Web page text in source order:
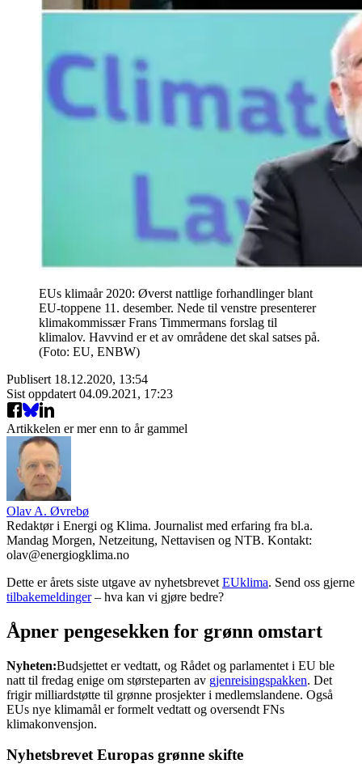
EUs klimaår 2020: Øverst nattlige forhandlinger blant
EU-toppene 11. desember. Nede til venstre presenterer
klimakommissær Frans Timmermans forslag til
klimalov. Havvind er et av områdene det skal satses på.
(Foto: EU, ENBW)
Publisert 18.12.2020, 13:54
Sist oppdatert 04.09.2021, 17:23
Artikkelen er mer enn to år gammel
Olav A. Øvrebø
Redaktør i Energi og Klima. Journalist med erfaring fra bl.a.
Mandag Morgen, Netzeitung, Nettavisen og NTB. Kontakt:
olav@energiogklima.no
Dette er årets siste utgave av nyhetsbrevet EUklima. Send oss gjerne
tilbakemeldinger– hva kan vi gjøre bedre?
Åpner pengesekken for grønn omstart
Nyheten:Budsjettet er vedtatt, og Rådet og parlamentet i EU ble
natt til fredag enige om størsteparten av gjenreisingspakken. Det
frigir milliardstøtte til grønne prosjekter i medlemslandene. Også
EUs nye klimamål er formelt vedtatt og oversendt FNs
klimakonvensjon.
Nyhetsbrevet Europas grønne skifte